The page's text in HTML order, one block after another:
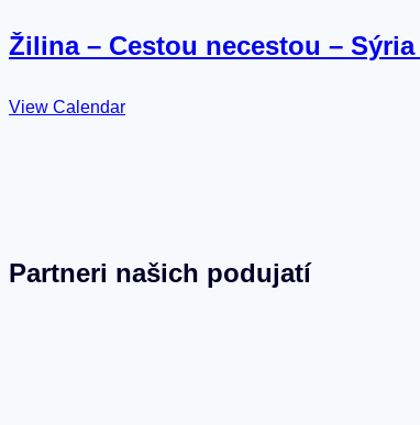
Žilina – Cestou necestou –
View Calendar
Partneri našich podujatí